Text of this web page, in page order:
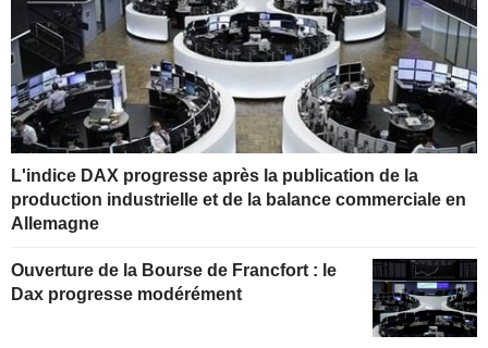
L'indice DAX progresse après la publication de la
production industrielle et de la balance commerciale en
Allemagne
Ouverture de la Bourse de Francfort : le
Dax progresse modérément